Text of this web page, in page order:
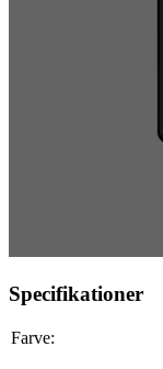
Specifikationer
Farve: